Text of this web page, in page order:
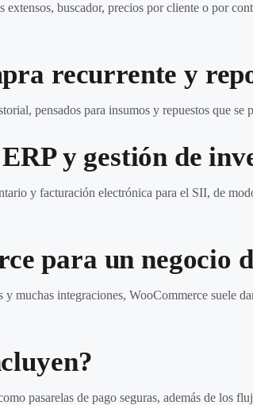
buscador, precios por cliente o por
recurrente y
pensados para insumos y repuestos que
y gestión de
y facturación electrónica para el SII, de
para un negocio
muchas integraciones, WooCommerce suele
pasarelas de pago seguras, además de los